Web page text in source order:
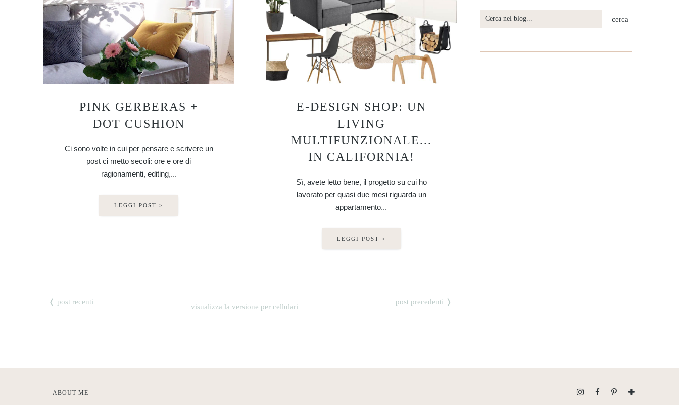
PINK GERBERAS +
DOT CUSHION
Ci sono volte in cui per pensare e scrivere un
post ci metto secoli: ore e ore di
ragionamenti, editing,...
LEGGI POST >
E-DESIGN SHOP: UN
LIVING
MULTIFUNZIONALE...
IN CALIFORNIA!
Sì, avete letto bene, il progetto su cui ho
lavorato per quasi due mesi riguarda un
appartamento...
LEGGI POST >
❬ post recenti post precedenti ❭
visualizza la versione per cellulari
ABOUT ME